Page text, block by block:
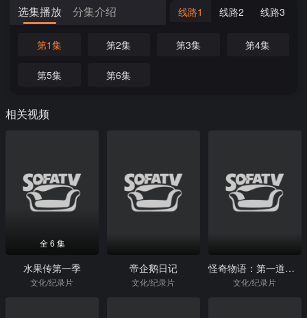
选集播放 分集介绍 线路1 线路2 线路3
第1集 第2集 第3集 第4集
第5集 第6集
相关视频
全 6 集
水果传第一季
文化/纪录片
帝企鹅日记
文化/纪录片
怪奇物语：第一道阴影
文化/纪录片